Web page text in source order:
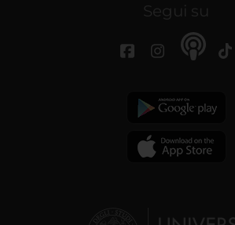
Segui su